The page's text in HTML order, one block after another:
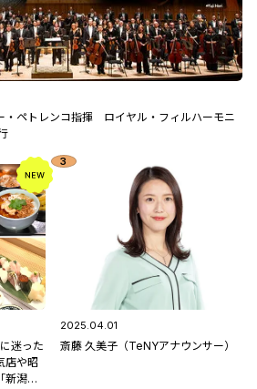
・ペトレンコ指揮 ロイヤル・フィルハーモニ
迷った
店や昭
新潟市
2025.04.01
斎藤 久美子（TeNYアナウンサー）